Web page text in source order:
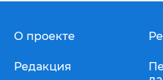
О проекте
Редакция